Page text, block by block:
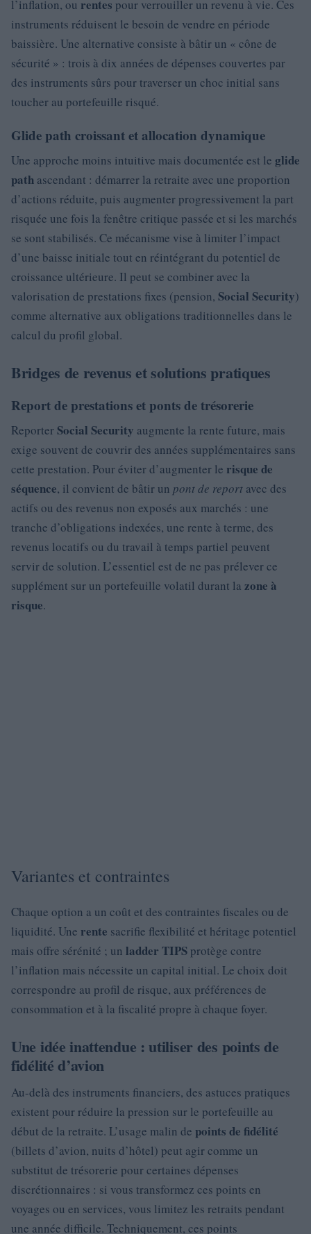
l’inflation, ou rentes pour verrouiller un revenu à vie. Ces
instruments réduisent le besoin de vendre en période
baissière. Une alternative consiste à bâtir un « cône de
sécurité » : trois à dix années de dépenses couvertes par
des instruments sûrs pour traverser un choc initial sans
toucher au portefeuille risqué.
Glide path croissant et allocation dynamique
Une approche moins intuitive mais documentée est le glide
path ascendant : démarrer la retraite avec une proportion
d’actions réduite, puis augmenter progressivement la part
risquée une fois la fenêtre critique passée et si les marchés
se sont stabilisés. Ce mécanisme vise à limiter l’impact
d’une baisse initiale tout en réintégrant du potentiel de
croissance ultérieure. Il peut se combiner avec la
valorisation de prestations fixes (pension, Social Security)
comme alternative aux obligations traditionnelles dans le
calcul du profil global.
Bridges de revenus et solutions pratiques
Report de prestations et ponts de trésorerie
ReporterSocial Security augmente la rente future, mais
exige souvent de couvrir des années supplémentaires sans
cette prestation. Pour éviter d’augmenter le risque de
séquence, il convient de bâtir un pont de report avec des
actifs ou des revenus non exposés aux marchés : une
tranche d’obligations indexées, une rente à terme, des
revenus locatifs ou du travail à temps partiel peuvent
servir de solution. L’essentiel est de ne pas prélever ce
supplément sur un portefeuille volatil durant la zone à
risque.
Variantes et contraintes
Chaque option a un coût et des contraintes fiscales ou de
liquidité. Une rente sacrifie flexibilité et héritage potentiel
mais offre sérénité ; un ladder TIPS protège contre
l’inflation mais nécessite un capital initial. Le choix doit
correspondre au profil de risque, aux préférences de
consommation et à la fiscalité propre à chaque foyer.
Une idée inattendue : utiliser des points de
fidélité d’avion
Au-delà des instruments financiers, des astuces pratiques
existent pour réduire la pression sur le portefeuille au
début de la retraite. L’usage malin de points de fidélité
(billets d’avion, nuits d’hôtel) peut agir comme un
substitut de trésorerie pour certaines dépenses
discrétionnaires : si vous transformez ces points en
voyages ou en services, vous limitez les retraits pendant
une année difficile. Techniquement, ces points